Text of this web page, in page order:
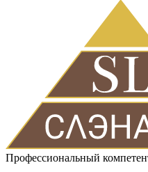
Профессиональный